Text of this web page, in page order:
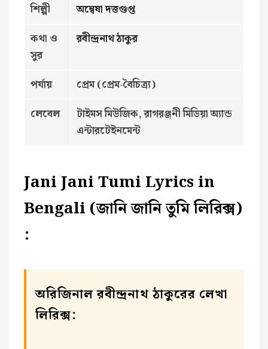
শিল্পী
অন্বেষা দত্তগুপ্ত
কথা ও
সুর
রবীন্দ্রনাথ ঠাকুর
পর্যায়
প্রেম (প্রেম-বৈচিত্র্য)
লেবেল
টাইমস মিউজিক, রাগরঞ্জনী মিডিয়া অ্যান্ড
এন্টারটেইনমেন্ট
Jani Jani Tumi Lyrics in
Bengali (জানি জানি তুমি লিরিক্স)
:
অরিজিনাল রবীন্দ্রনাথ ঠাকুরের লেখা
লিরিক্স: